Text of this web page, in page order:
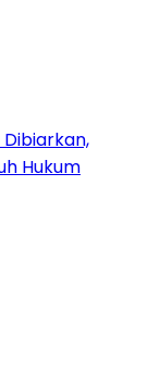
Hukum